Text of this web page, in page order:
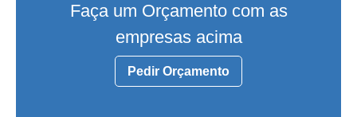
Faça um Orçamento com as
empresas acima
Pedir Orçamento